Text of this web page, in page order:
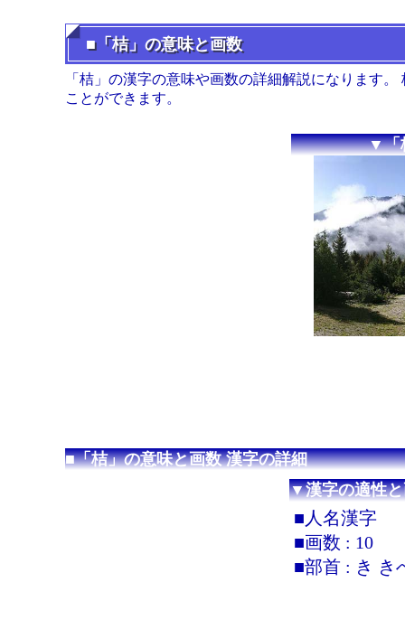
■「桔」の意味と画数
「桔」の漢字の意味や画数の詳細解説になります
ことができます。
▼「
■「桔」の意味と画数 漢字の詳細
▼漢字の適性と
■人名漢字
■画数 : 10
■部首 : き き